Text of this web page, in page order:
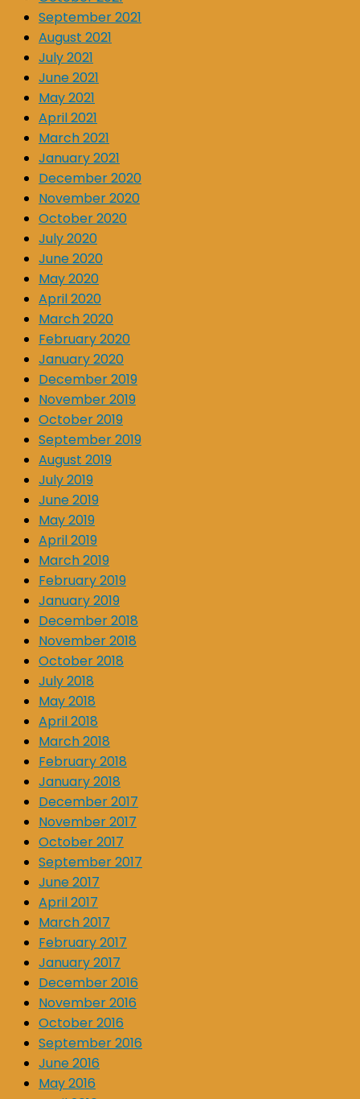
September 2021
August 2021
July 2021
June 2021
May 2021
April 2021
March 2021
January 2021
December 2020
November 2020
October 2020
July 2020
June 2020
May 2020
April 2020
March 2020
February 2020
January 2020
December 2019
November 2019
October 2019
September 2019
August 2019
July 2019
June 2019
May 2019
April 2019
March 2019
February 2019
January 2019
December 2018
November 2018
October 2018
July 2018
May 2018
April 2018
March 2018
February 2018
January 2018
December 2017
November 2017
October 2017
September 2017
June 2017
April 2017
March 2017
February 2017
January 2017
December 2016
November 2016
October 2016
September 2016
June 2016
May 2016